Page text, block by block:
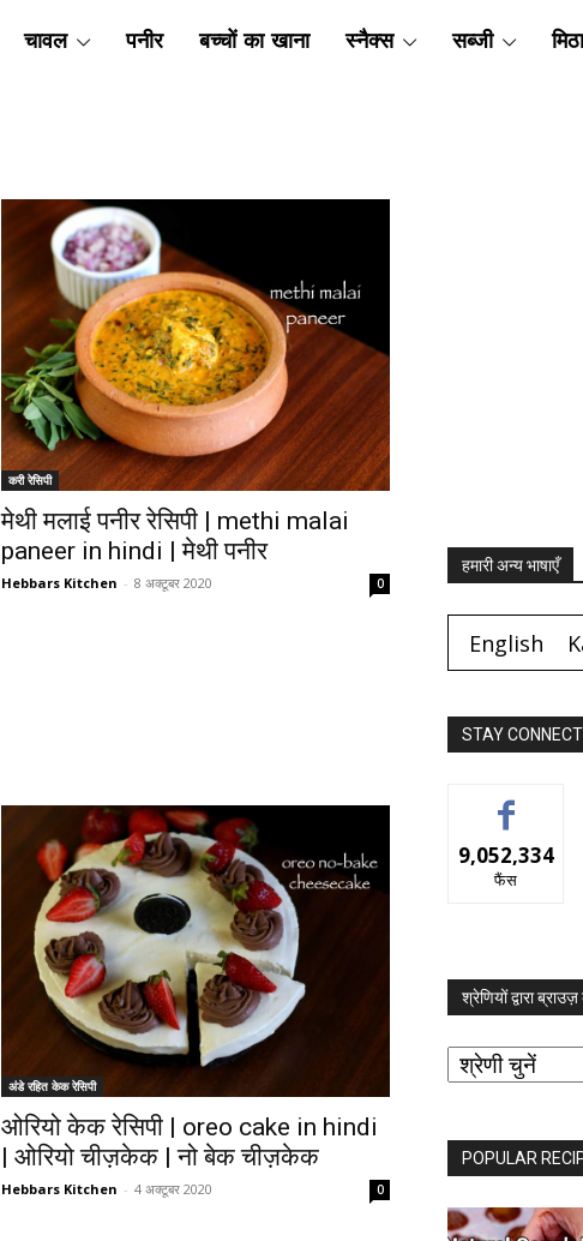
चावल पनीर बच्चों का खाना स्नैक्स सब्जी
करी रेसिपी
मेथी मलाई पनीर रेसिपी | methi malai
paneer in hindi | मेथी पनीर
Hebbars Kitchen - 8 अक्टूबर 2020 0
अंडे रहित केक रेसिपी
ओरियो केक रेसिपी | oreo cake in hindi
| ओरियो चीज़केक | नो बेक चीज़केक
Hebbars Kitchen - 4 अक्टूबर 2020 0
हमारी अन्य भाषाएँ
English
STAY
9,052,334
फैंस
श्रेणियों द्वारा
श्रेणियों
द्वारा
ब्राउज़
POPULAR